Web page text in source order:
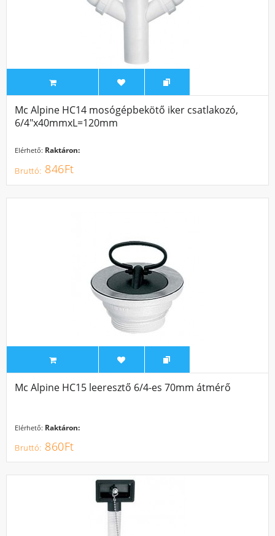
Mc Alpine HC14 mosógépbekötő iker csatlakozó,
6/4"x40mmxL=120mm
Elérhető: Raktáron:
846Ft
Mc Alpine HC15 leeresztő 6/4-es 70mm átmérő
Elérhető: Raktáron:
860Ft